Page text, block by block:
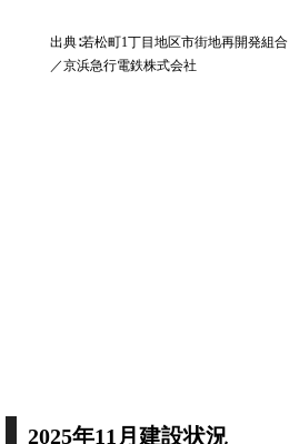
出典∶若松町1丁目地区市街地再開発組合
／京浜急行電鉄株式会社
2025年11月建設状況